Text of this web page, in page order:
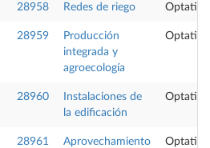
28958 Redes de riego Optativa
28959
Producción
integrada y
agroecología
Optativa
28960
Instalaciones de
la edificación
Optativa
28961
Aprovechamiento
Optativa